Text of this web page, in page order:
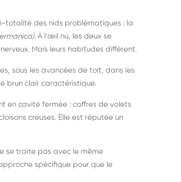
totalité des nids problématiques : la
. À l'œil nu, les deux se
Mais leurs habitudes diffèrent.
sous les avancées de toit, dans les
brun clair caractéristique.
en cavité fermée : coffres de volets
creuses. Elle est réputée un
se traite pas avec le même
spécifique pour que le